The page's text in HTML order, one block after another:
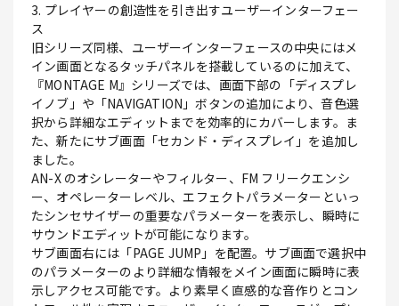
3. プレイヤーの創造性を引き出すユーザーインターフェー
ス
旧シリーズ同様、ユーザーインターフェースの中央にはメ
イン画面となるタッチパネルを搭載しているのに加えて、
『MONTAGE M』シリーズでは、画面下部の「ディスプレ
イノブ」や「NAVIGATION」ボタンの追加により、音色選
択から詳細なエディットまでを効率的にカバーします。ま
た、新たにサブ画面「セカンド・ディスプレイ」を追加し
ました。
AN-X のオシレーターやフィルター、FM フリークエンシ
ー、オペレーターレベル、エフェクトパラメーターといっ
たシンセサイザーの重要なパラメーターを表示し、瞬時に
サウンドエディットが可能になります。
サブ画面右には「PAGE JUMP」を配置。サブ画面で選択中
のパラメーターのより詳細な情報をメイン画面に瞬時に表
示しアクセス可能です。より素早く直感的な音作りとコン